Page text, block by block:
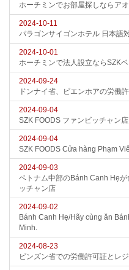
ホーチミンでお部屋探しならア
2024-10-11
パラゴンサイゴンホテル 日本語
2024-10-01
ホーチミンで法人設立ならSZK
2024-09-24
ドンナイ省、ビエンホアの労働
2024-09-04
SZK FOODS ファンビッチャン
2024-09-04
SZK FOODS Cửa hàng Phạm
2024-09-03
ベトナム中部のBánh Canh Hẹ
ッチャン店
2024-09-02
Bánh Canh Hẹ/Hãy cùng ăn
Minh.
2024-08-23
ビンズン省での労働許可証とレ